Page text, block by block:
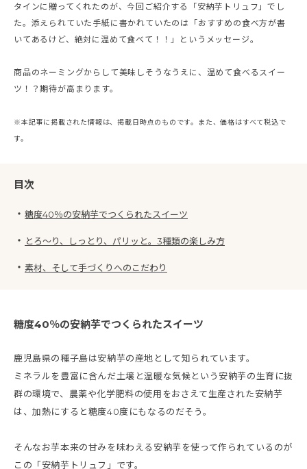
タインに贈ってくれたのが、今回ご紹介する「安納芋トリュフ」でし
た。添えられていた手紙に書かれていたのは「おすすめの食べ方が書
いてあるけど、絶対に温めて食べて！！」というメッセージ。
商品のネーミングからして美味しそうなうえに、温めて食べるスイー
ツ！？期待が高まります。
※本記事に掲載された情報は、掲載日時点のものです。また、価格はすべて税込で
す。
目次
・ 糖度40％の安納芋でつくられたスイーツ
・ とろ～り、しっとり、パリッと。3種類の楽しみ方
・ 素材、そして手づくりへのこだわり
糖度40％の安納芋でつくられたスイーツ
鹿児島県の種子島は安納芋の産地として知られています。
ミネラルを豊富に含んだ土壌と温暖な気候という安納芋の生育に抜
群の環境で、農薬や化学肥料の使用をおさえて生産された安納芋
は、加熱にすると糖度40度にもなるのだそう。
そんなお芋本来の甘みを味わえる安納芋を使って作られているのが
この「安納芋トリュフ」です。